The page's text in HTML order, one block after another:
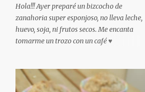
Hola!!! Ayer preparé un bizcocho de
zanahoria super esponjoso, no lleva leche,
huevo, soja, ni frutos secos. Me encanta
tomarme un trozo con un café ♥
-50ml de aceite de girasol -200gr de harina
-100gr de azúcar moreno -1 sobre de